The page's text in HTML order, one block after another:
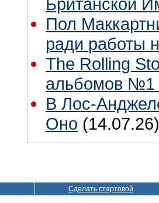
Пол
ради работы
The Rolling
альбомов №1
В Лос-
Оно (14.07.26)
Сделать стартовой